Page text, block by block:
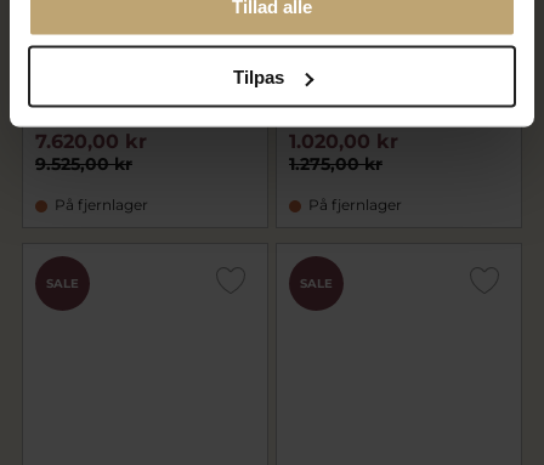
Tillad alle
Tilpas
mm. guld
9.525,00 kr
7.620,00 kr
På fjernlager
Armring ½ rund tråd 925s.
Priser fra
1.275,00 kr
1.020,00 kr
På fjernlager
SALE SALE